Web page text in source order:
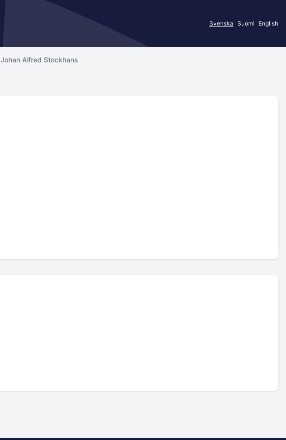
Svenska Suomi English
Johan Alfred Stockhans